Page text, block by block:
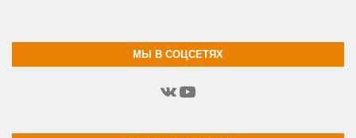
МЫ В СОЦСЕТЯХ
ВКонтакте
YouTube